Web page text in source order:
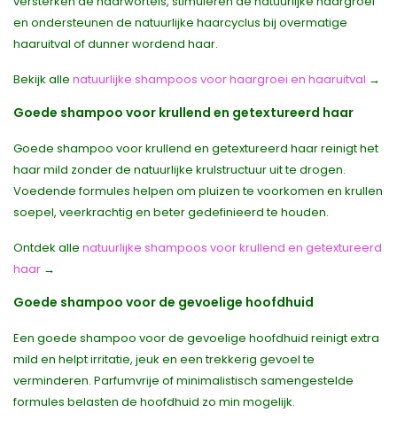
en ondersteunen de natuurlijke haarcyclus bij overmatige
haaruitval of dunner wordend haar.
Bekijk alle natuurlijke shampoos voor haargroei en haaruitval →
Goede shampoo voor krullend en getextureerd haar
Goede shampoo voor krullend en getextureerd haar reinigt het
haar mild zonder de natuurlijke krulstructuur uit te drogen.
Voedende formules helpen om pluizen te voorkomen en krullen
soepel, veerkrachtig en beter gedefinieerd te houden.
Ontdek alle natuurlijke shampoos voor krullend en getextureerd
haar →
Goede shampoo voor de gevoelige hoofdhuid
Een goede shampoo voor de gevoelige hoofdhuid reinigt extra
mild en helpt irritatie, jeuk en een trekkerig gevoel te
verminderen. Parfumvrije of minimalistisch samengestelde
formules belasten de hoofdhuid zo min mogelijk.